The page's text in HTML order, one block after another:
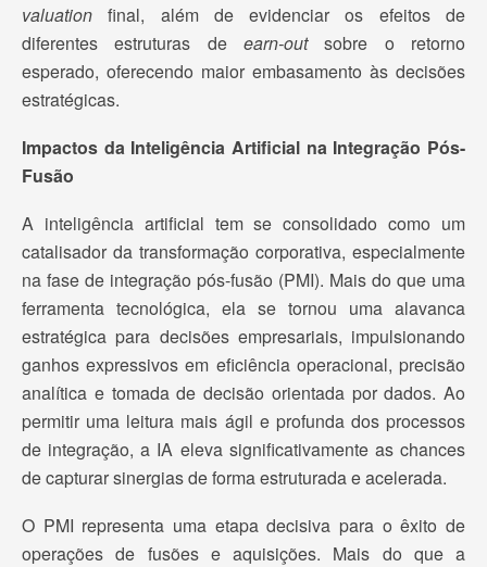
valuation final, além de evidenciar os efeitos de
diferentes estruturas de earn-outsobre o retorno
esperado, oferecendo maior embasamento às decisões
estratégicas.
Impactos da Inteligência Artificial na Integração Pós-
Fusão
A inteligência artificial tem se consolidado como um
catalisador da transformação corporativa, especialmente
na fase de integração pós-fusão (PMI). Mais do que uma
ferramenta tecnológica, ela se tornou uma alavanca
estratégica para decisões empresariais, impulsionando
ganhos expressivos em eficiência operacional, precisão
analítica e tomada de decisão orientada por dados. Ao
permitir uma leitura mais ágil e profunda dos processos
de integração, a IA eleva significativamente as chances
de capturar sinergias de forma estruturada e acelerada.
O PMI representa uma etapa decisiva para o êxito de
operações de fusões e aquisições. Mais do que a